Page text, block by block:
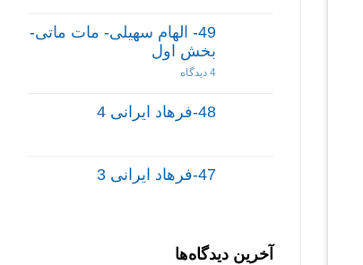
49- الهام سهیلی- مات ماتی-
بخش اول
4 دیدگاه
48-فرهاد ایرانی 4
47-فرهاد ایرانی 3
آخرین دیدگاه‌ها